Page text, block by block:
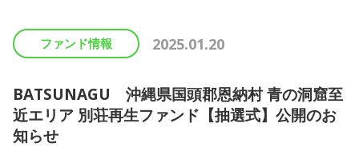
サポート
初めての方へ よくある質問
お問い合わせ
ファンド情報 2025.01.20
BATSUNAGU 沖縄県国頭郡恩納村 青の洞窟至
近エリア 別荘再生ファンド【抽選式】公開のお
知らせ